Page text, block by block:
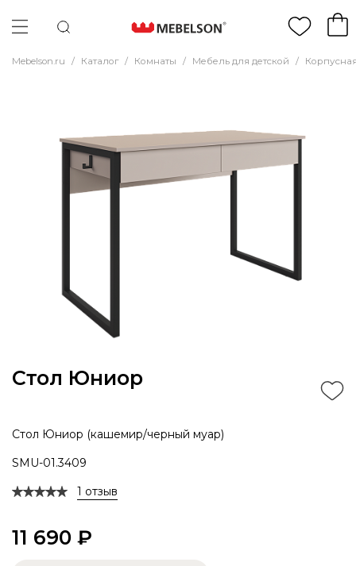
Mebelson.ru / Каталог / Комнаты / Мебель для детской /
Стол Юниор
Стол Юниор (кашемир/черный муар)
SMU-01.3409
1 отзыв
11 690 ₽